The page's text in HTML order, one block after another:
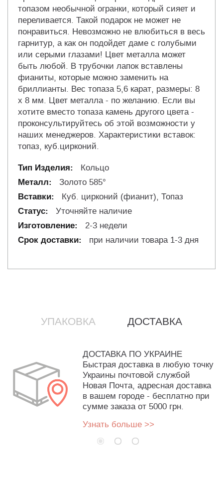
топазом необычной огранки, который сияет и
переливается. Такой подарок не может не
понравиться. Невозможно не влюбиться в весь
гарнитур, а как он подойдет даме с голубыми
или серыми глазами! Цвет металла может
быть любой. В трубочки лапок вставлены
фианиты, которые можно заменить на
бриллианты. Вес топаза 5,6 карат, размеры: 8
x 8 мм. Цвет металла - по желанию. Если вы
хотите вместо топаза камень другого цвета -
проконсультируйтесь об этой возможности у
наших менеджеров. Характеристики вставок:
топаз, куб.цирконий.
Кольцо
Золото 585°
Куб. цирконий (фианит), Топаз
Уточняйте наличие
2-3 недели
при наличии товара 1-3 дня
УПАКОВКА ДОСТАВКА
ДОСТАВКА ПО УКРАИНЕ
Быстрая доставка в любую точку
Украины почтовой службой
Новая Почта, адресная доставка
в вашем городе - бесплатно при
сумме заказа от 5000 грн.
Узнать больше >>